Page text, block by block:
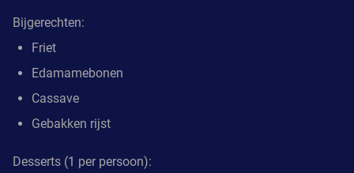
Bijgerechten:
Friet
Edamamebonen
Cassave
Gebakken rijst
Desserts (1 per persoon):